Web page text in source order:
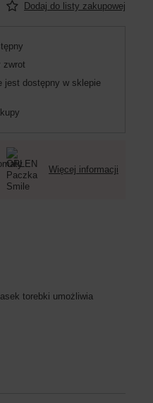
Dodaj do listy zakupowej
zwrot
jest dostępny w sklepie
Więcej informacji
torebki umożliwia